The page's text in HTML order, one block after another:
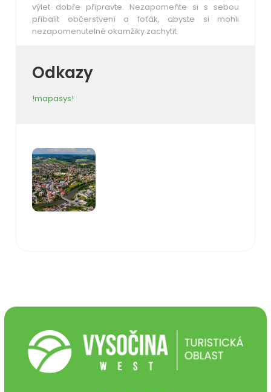
výlet dobře připravte. Nezapomeňte si s sebou
přibalit občerstvení a foťák, abyste si mohli
nezapomenutelné okamžiky zachytit.
Odkazy
!mapasys!